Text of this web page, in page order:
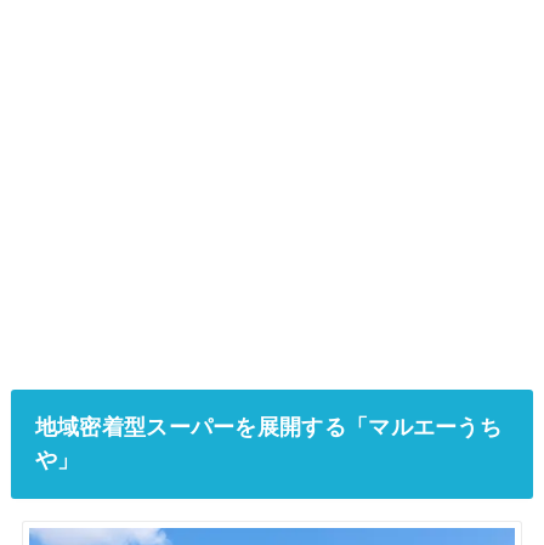
地域密着型スーパーを展開する「マルエーうち
や」